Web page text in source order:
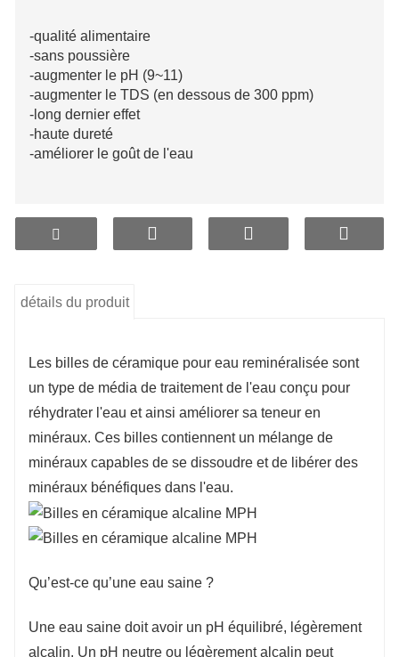
-qualité alimentaire
-sans poussière
-augmenter le pH (9~11)
-augmenter le TDS (en dessous de 300 ppm)
-long dernier effet
-haute dureté
-améliorer le goût de l'eau
détails du produit
Les billes de céramique pour eau reminéralisée sont
un type de média de traitement de l'eau conçu pour
réhydrater l'eau et ainsi améliorer sa teneur en
minéraux. Ces billes contiennent un mélange de
minéraux capables de se dissoudre et de libérer des
minéraux bénéfiques dans l'eau.
Qu’est-ce qu’une eau saine ?
Une eau saine doit avoir un pH équilibré, légèrement
alcalin. Un pH neutre ou légèrement alcalin peut